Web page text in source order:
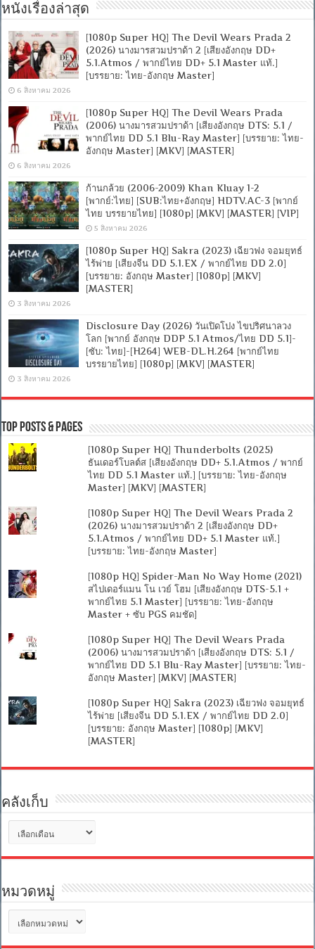
ซับ
ไทย
Master
From
iTunes
+ซับ
PGS
ชัด]
[MASTER]
[MKV]
หนังเรื่องล่าสุด
[1080p Super HQ] The Devil Wears Prada 2
(2026) นางมารสวมปราด้า 2 [เสียงอังกฤษ DD+
5.1.Atmos / พากย์ไทย DD+ 5.1 Master แท้.]
[บรรยาย: ไทย-อังกฤษ Master]
6 สิงหาคม 2026
[1080p Super HQ] The Devil Wears Prada
(2006) นางมารสวมปราด้า [เสียงอังกฤษ DTS: 5.1 /
พากย์ไทย DD 5.1 Blu-Ray Master] [บรรยาย: ไทย-
อังกฤษ Master] [MKV] [MASTER]
6 สิงหาคม 2026
ก้านกล้วย (2006-2009) Khan Kluay 1-2
[พากย์:ไทย] [SUB:ไทย+อังกฤษ] HDTV.AC-3 [พากย์
ไทย บรรยายไทย] [1080p] [MKV] [MASTER] [VIP]
5 สิงหาคม 2026
[1080p Super HQ] Sakra (2023) เฉียวฟง จอมยุทธ์
ไร้พ่าย [เสียงจีน DD 5.1.EX / พากย์ไทย DD 2.0]
[บรรยาย: อังกฤษ Master] [1080p] [MKV]
[MASTER]
3 สิงหาคม 2026
Disclosure Day (2026) วันเปิดโปง ไขปริศนาลวง
โลก [พากย์ อังกฤษ DDP 5.1 Atmos/ไทย DD 5.1]-
[ซับ: ไทย]-[H264] WEB-DL.H.264 [พากย์ไทย
บรรยายไทย] [1080p] [MKV] [MASTER]
3 สิงหาคม 2026
Top Posts & Pages
[1080p Super HQ] Thunderbolts (2025)
ธันเดอร์โบลต์ส [เสียงอังกฤษ DD+ 5.1.Atmos / พากย์
ไทย DD 5.1 Master แท้.] [บรรยาย: ไทย-อังกฤษ
Master] [MKV] [MASTER]
[1080p Super HQ] The Devil Wears Prada 2
(2026) นางมารสวมปราด้า 2 [เสียงอังกฤษ DD+
5.1.Atmos / พากย์ไทย DD+ 5.1 Master แท้.]
[บรรยาย: ไทย-อังกฤษ Master]
[1080p HQ] Spider-Man No Way Home (2021)
สไปเดอร์แมน โน เวย์ โฮม [เสียงอังกฤษ DTS-5.1 +
พากย์ไทย 5.1 Master] [บรรยาย: ไทย-อังกฤษ
Master + ซับ PGS คมชัด]
[1080p Super HQ] The Devil Wears Prada
(2006) นางมารสวมปราด้า [เสียงอังกฤษ DTS: 5.1 /
พากย์ไทย DD 5.1 Blu-Ray Master] [บรรยาย: ไทย-
อังกฤษ Master] [MKV] [MASTER]
[1080p Super HQ] Sakra (2023) เฉียวฟง จอมยุทธ์
ไร้พ่าย [เสียงจีน DD 5.1.EX / พากย์ไทย DD 2.0]
[บรรยาย: อังกฤษ Master] [1080p] [MKV]
[MASTER]
คลังเก็บ
เก็บ
หมวดหมู่
หมู่